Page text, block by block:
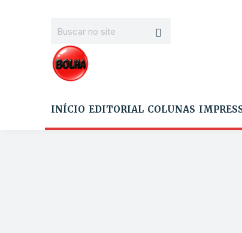
INÍCIO EDITORIAL COLUNAS